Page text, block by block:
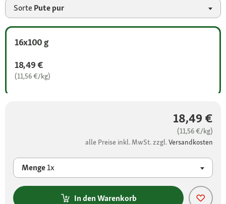
Sorte Pute pur
16x100 g
18,49 €
(11,56 €/kg)
18,49 €
(11,56 €/kg)
alle Preise inkl. MwSt. zzgl.Versandkosten
Menge1x
In den Warenkorb